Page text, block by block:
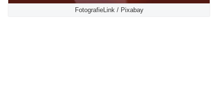
FotografieLink / Pixabay